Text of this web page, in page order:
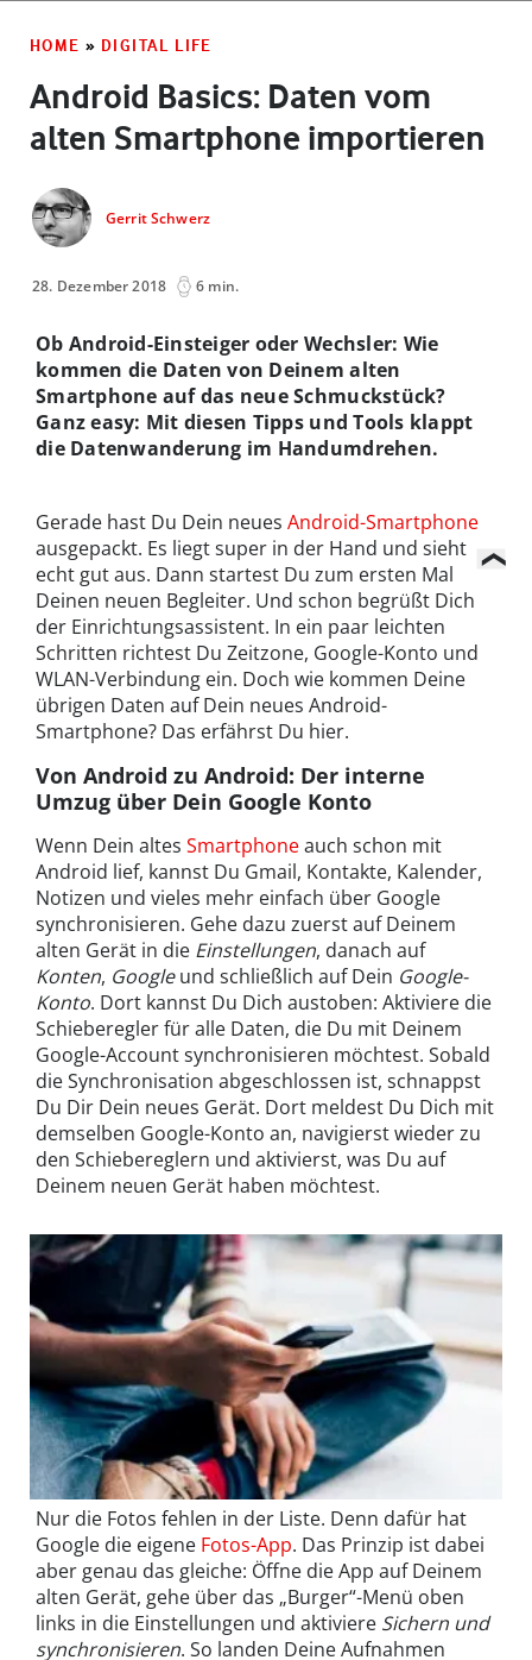
HOME » DIGITAL LIFE
Android Basics: Daten vom
alten Smartphone importieren
Gerrit Schwerz
28. Dezember 2018 6 min.
Ob Android-Einsteiger oder Wechsler: Wie
kommen die Daten von Deinem alten
Smartphone auf das neue Schmuckstück?
Ganz easy: Mit diesen Tipps und Tools klappt
die Datenwanderung im Handumdrehen.
Gerade hast Du Dein neues Android-Smartphone
ausgepackt. Es liegt super in der Hand und sieht
echt gut aus. Dann startest Du zum ersten Mal
Deinen neuen Begleiter. Und schon begrüßt Dich
der Einrichtungsassistent. In ein paar leichten
Schritten richtest Du Zeitzone, Google-Konto und
WLAN-Verbindung ein. Doch wie kommen Deine
übrigen Daten auf Dein neues Android-
Smartphone? Das erfährst Du hier.
Von Android zu Android: Der interne
Umzug über Dein Google Konto
Wenn Dein altes Smartphoneauch schon mit
Android lief, kannst Du Gmail, Kontakte, Kalender,
Notizen und vieles mehr einfach über Google
synchronisieren. Gehe dazu zuerst auf Deinem
alten Gerät in die Einstellungen, danach auf
Konten, Googleund schließlich auf Dein Google-
Konto. Dort kannst Du Dich austoben: Aktiviere die
Schieberegler für alle Daten, die Du mit Deinem
Google-Account synchronisieren möchtest. Sobald
die Synchronisation abgeschlossen ist, schnappst
Du Dir Dein neues Gerät. Dort meldest Du Dich mit
demselben Google-Konto an, navigierst wieder zu
den Schiebereglern und aktivierst, was Du auf
Deinem neuen Gerät haben möchtest.
Nur die Fotos fehlen in der Liste. Denn dafür hat
Google die eigene Fotos-App. Das Prinzip ist dabei
aber genau das gleiche: Öffne die App auf Deinem
alten Gerät, gehe über das „Burger“-Menü oben
links in die Einstellungen und aktiviere Sichern und
synchronisieren. So landen Deine Aufnahmen